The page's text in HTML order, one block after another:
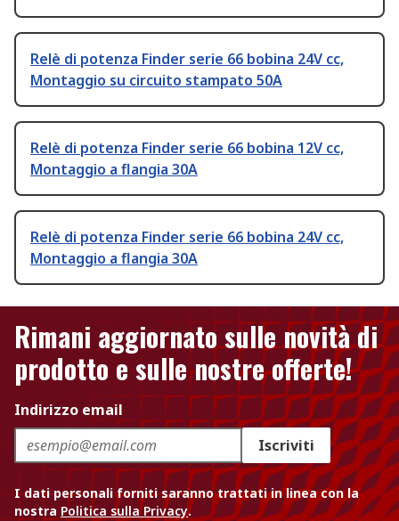
Relè di potenza Finder serie 66 bobina 24V cc,
Montaggio su circuito stampato 50A
Relè di potenza Finder serie 66 bobina 12V cc,
Montaggio a flangia 30A
Relè di potenza Finder serie 66 bobina 24V cc,
Montaggio a flangia 30A
Rimani aggiornato sulle novità di
prodotto e sulle nostre offerte!
Indirizzo email
Iscriviti
I dati personali forniti saranno trattati in linea con la
nostra Politica sulla Privacy.